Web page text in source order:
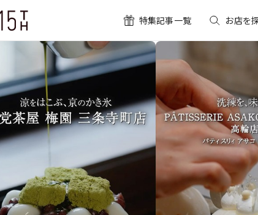
特集記事一覧 お店を
FEATURE
皆様だけに贈る､美
— 「美食百花 特別プラン」をご
FEATURE
「美食百花」推し
― あのお店のこだわりスイー